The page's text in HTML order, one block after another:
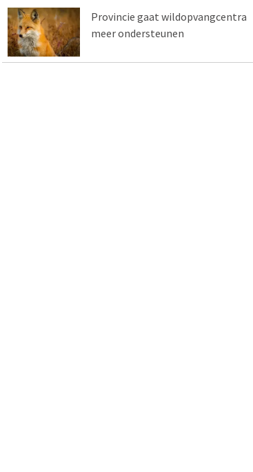
Provincie gaat wildopvangcentra
meer ondersteunen